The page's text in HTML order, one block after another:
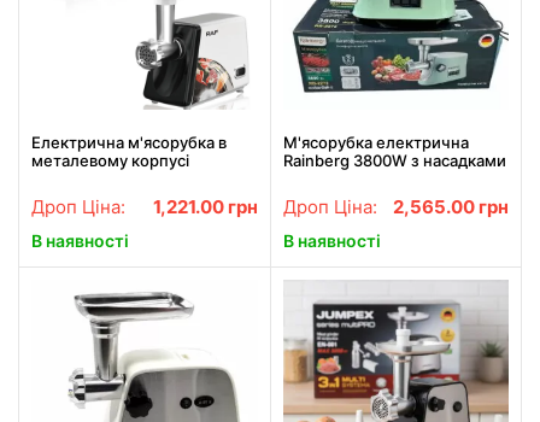
Електрична м'ясорубка в
металевому корпусі
R.3367 Біла
Дроп Ціна: 1,221.00 грн
В наявності
М'ясорубка електрична
Rainberg 3800W з насадками
Дроп Ціна: 2,565.00 грн
В наявності